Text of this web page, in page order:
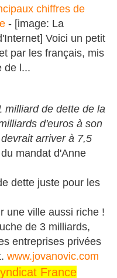
chiffres de
- [image: La
Voici un petit
par les français, mis
de l...
milliard de dette de la
d'euros à son
arriver à 7,5
mandat d'Anne
dette juste pour les
une ville aussi riche !
de 3 milliards,
entreprises privées
www.jovanovic.com
France